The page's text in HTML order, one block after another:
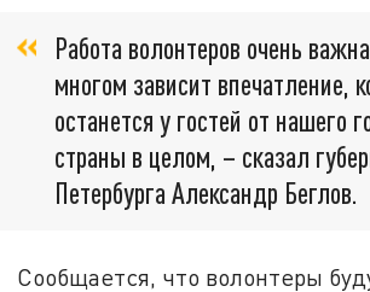
Работа волонтеров очень
многом зависит впечатление,
останется у гостей от нашего
страны в целом, – сказал
Петербурга Александр Беглов.
Сообщается, что волонтеры